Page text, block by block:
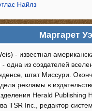
Найлз
Маргарет
- известная
одна из создателей
штат Миссури.
рекламы в
Herald Publishing
TSR Inc., редактор